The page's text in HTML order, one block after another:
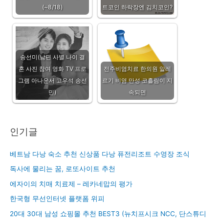
(~8/18)
트코인 하락장엔 김치코인?
송선미(남편 사별 나이 결
혼 사진 참여 영화 TV 프로
그램 아나운서 고우석 송선
민)
전주비염치료 한의원 알레
르기 비염 만성 코흘림이 지
속되면
인기글
베트남 다낭 숙소 추천 신상품 다낭 퓨전리조트 수영장 조식
독사에 물리는 꿈, 로또사이트 추천
에자이의 치매 치료제 – 레카네맙의 평가
한국형 무선인터넷 플랫폼 위피
20대 30대 남성 쇼핑몰 추천 BEST3 (뉴치프시크 NCC, 단스튜디